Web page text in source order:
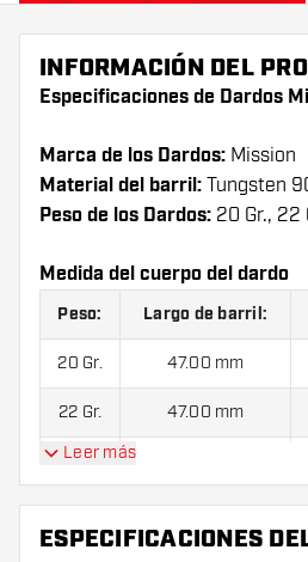
INFORMACIÓN DEL
Especificaciones de Dardos
Marca de los Dardos: Mission
Material del barril: Tungsten
Peso de los Dardos: 20 Gr., 22
Medida del cuerpo del dardo
Peso: Largo de barril:
20 Gr. 47.00 mm
22 Gr. 47.00 mm
24 Gr.
Dardos Mission Spiro M2 90%
Leer más
ESPECIFICACIONES